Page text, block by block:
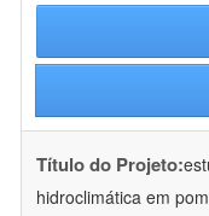
Título do Projeto:
hidroclimática em